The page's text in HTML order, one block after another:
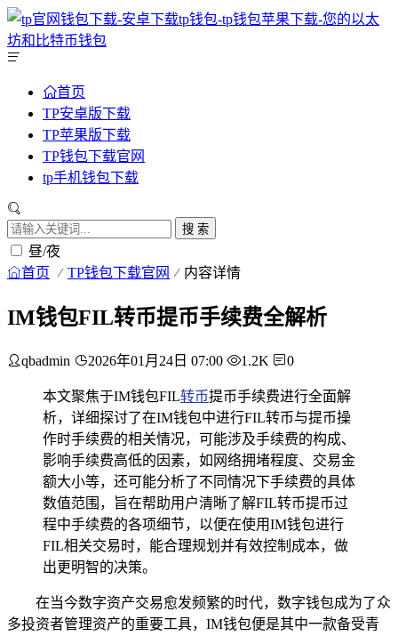
首页
TP安卓版下载
TP苹果版下载
TP钱包下载官网
tp手机钱包下载
搜 索
昼/夜
首页 TP钱包下载官网 内容详情
IM钱包FIL转币提币手续费全解析
qbadmin 2026年01月24日 07:00 1.2K 0
本文聚焦于IM钱包FIL转币提币手续费进行全面解
析，详细探讨了在IM钱包中进行FIL转币与提币操
作时手续费的相关情况，可能涉及手续费的构成、
影响手续费高低的因素，如网络拥堵程度、交易金
额大小等，还可能分析了不同情况下手续费的具体
数值范围，旨在帮助用户清晰了解FIL转币提币过
程中手续费的各项细节，以便在使用IM钱包进行
FIL相关交易时，能合理规划并有效控制成本，做
出更明智的决策。
在当今数字资产交易愈发频繁的时代，数字钱包成为了众
多投资者管理资产的重要工具，IM钱包便是其中一款备受青